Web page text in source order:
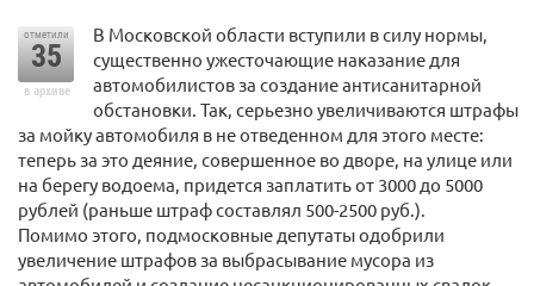
отметили
35
в архиве
В Московской области вступили в силу нормы,
существенно ужесточающие наказание для
автомобилистов за создание антисанитарной
обстановки. Так, серьезно увеличиваются штрафы
за мойку автомобиля в не отведенном для этого месте:
теперь за это деяние, совершенное во дворе, на улице или
на берегу водоема, придется заплатить от 3000 до 5000
рублей (раньше штраф составлял 500-2500 руб.).
Помимо этого, подмосковные депутаты одобрили
увеличение штрафов за выбрасывание мусора из